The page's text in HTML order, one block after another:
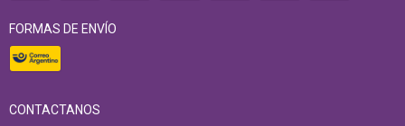
FORMAS DE ENVÍO
CONTACTANOS